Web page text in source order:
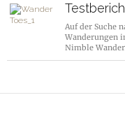
Auf der Suche
Wanderungen
Nimble